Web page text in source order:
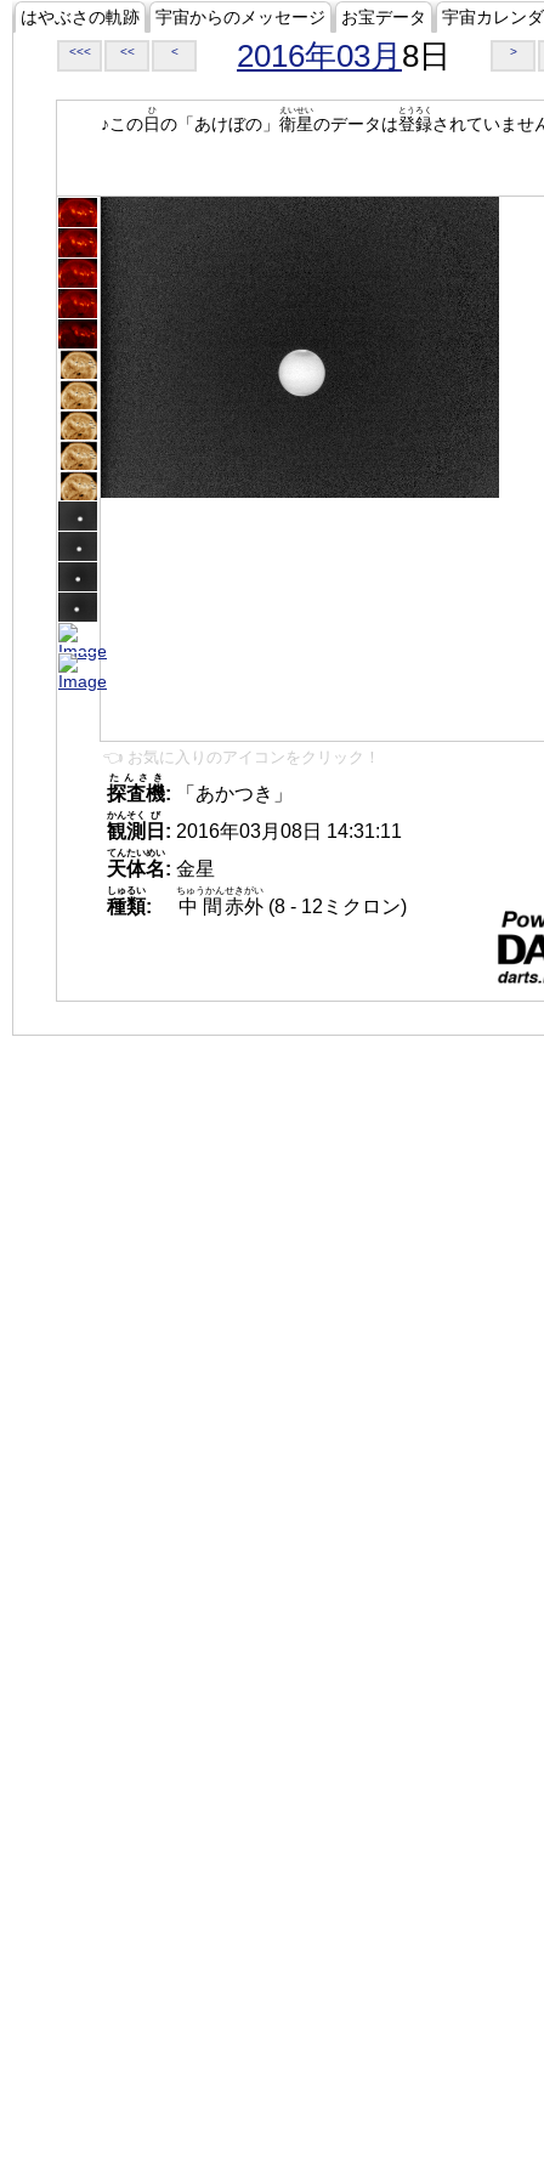
はやぶさの軌跡 宇宙からのメッセージ お宝データ 宇宙カレン
<<< << < 2016年03月 8日 >
♪この日
ひ
の「あけぼの」 衛星
えいせい
のデータは登録
とうろく
されていませ
👈 お気に入りのアイコンをクリック！
探査機
たんさき
:
「あかつき」
観測
かんそく
日
び
: 2016年03月08日 14:31:11
天体名
てんたいめい
: 金星
種類
しゅるい
: 中間
ちゅうかん
赤外
せきがい
(8 - 12ミクロン)